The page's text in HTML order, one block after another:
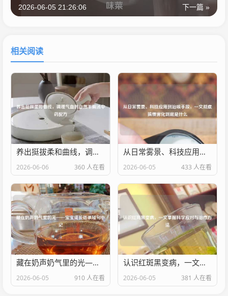
下一篇 »
2026-06-05 21:26:06
相关阅读
养出挺拔柔和曲线，调理气血的自然丰胸汤中药配方
2026-06-06 360 人在看
从日常雾景、科技应用到治咳手段，一文彻底搞懂雾化到底是什么
2026-06-05 433 人在看
藏在奶声奶气里的光——宝宝成长语录短句小记
2026-06-05 910 人在看
认识红斑黑变病，一文掌握科学应对与治疗
2026-06-05 381 人在看